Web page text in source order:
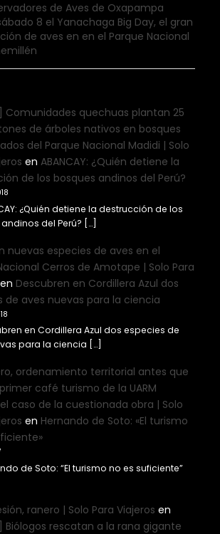
de Aves de Oxapampa
8 el Yanachaga Big Day, el gran
de aves en en el Parque Nacional
Comunidades quechuas plantan 25
de árboles nativos en bosques
del Parque Nacional Madidi | Solo
en ABANCAY: ¿Quién detiene la
de los bosques andinos del Perú?
¿Quién detiene la destrucción de los
del Perú? […]
nuevas especies de aves en el
Cerros de Amotape | Solo Para
en Descubren en Cordillera Azul dos
de aves nuevas para la ciencia
en Cordillera Azul dos especies de
para la ciencia […]
ordenamiento territorial antes que
café turismo de la UARM
caso de la cuestionada obra | Solo
en Hernando de Soto: «El turismo
de Soto: “El turismo no es suficiente”
ranero | Solo Para Viajeros en
Biólogos rescatan a la rana gigante